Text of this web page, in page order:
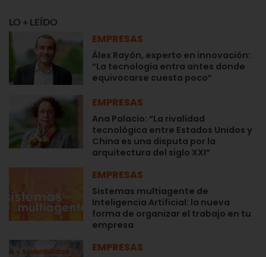
LO + LEÍDO
EMPRESAS
Álex Rayón, experto en innovación:
“La tecnología entra antes donde
equivocarse cuesta poco”
EMPRESAS
Ana Palacio: “La rivalidad
tecnológica entre Estados Unidos y
China es una disputa por la
arquitectura del siglo XXI”
EMPRESAS
Sistemas multiagente de
Inteligencia Artificial: la nueva
forma de organizar el trabajo en tu
empresa
EMPRESAS